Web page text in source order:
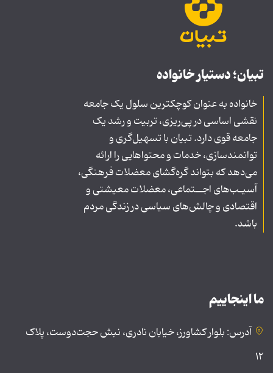
تبیان؛ دستیار خانواده
خانواده به عنوان کوچکترین سلول یک جامعه
نقشی اساسی در پی‌ریزی، تربیت و رشد یک
جامعه قوی دارد. تبیان با تسهیل‌گری و
توانمندسازی، خدمات و محتواهایی را ارائه
می‌دهد که بتواند گره‌گشای معضلات فرهنگی،
آسیـب‌های اجــتماعی، معضلات معیشتی و
اقتصادی و چالش‌های سیاسی در زندگی مردم
باشد.
ما اینجاییم
آدرس: بلوار کشاورز، خیابان نادری، نبش حجت‌دوست، پلاک
۱۲